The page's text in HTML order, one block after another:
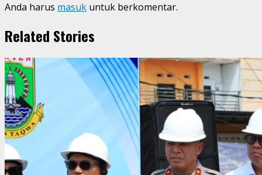
Anda harus masuk untuk berkomentar.
Related Stories